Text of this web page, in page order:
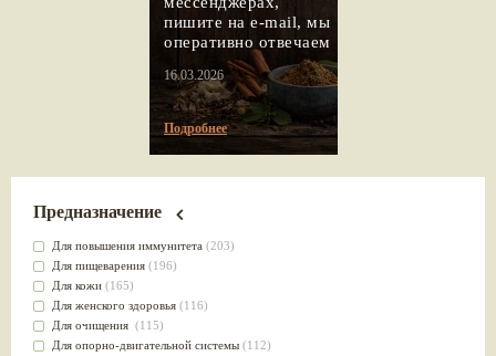
пишите на e-mail, мы
оперативно отвечаем
16.03.2026
Подробнее
Предназначение
Для повышения иммунитета (203)
Для пищеварения (196)
Для кожи (165)
Для женского здоровья (116)
Для очищения (115)
Для опорно-двигательной системы (112)